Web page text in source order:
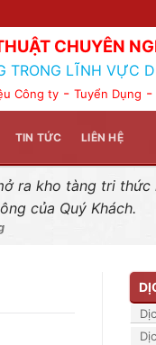
CHUYÊN
TRONG LĨNH VỰC
Công ty- Tuyển Dụng -
TIN TỨC LIÊN HỆ
ra kho tàng tri thức
của Quý Khách.